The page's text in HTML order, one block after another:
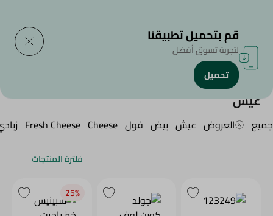
الرئيسية /
/
/العيش
عيش
جميع العروض عيش بيض فول Cheese
Fresh Cheese
فلترة المنتجات
25‎%‎
قم بتحميل تطبيقنا
لتجربة تسوق أفضل
تحميل